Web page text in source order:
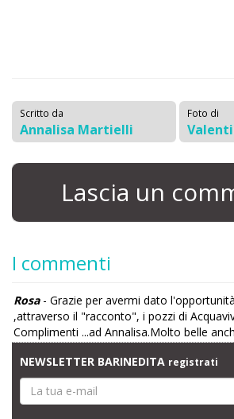
Scritto da
Annalisa Martielli
Foto di
Lascia un
I commenti
Rosa- Grazie per avermi dato
,attraverso il "racconto", i pozzi di
Complimenti ...ad Annalisa.Molto belle
NEWSLETTER BARINEDITA registrati